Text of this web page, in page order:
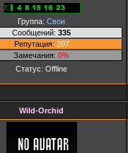
Группа: Свои
Сообщений: 335
Репутация: 207
Замечания: 0%
Статус: Offline
Wild-Orchid